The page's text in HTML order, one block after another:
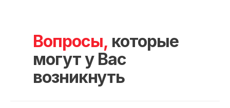
Вопросы, которые
могут у Вас
возникнуть